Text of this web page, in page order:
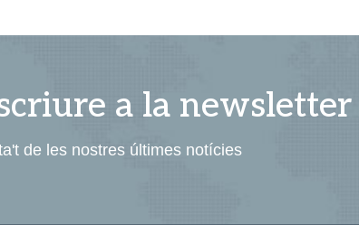
a la newsletter
de les nostres últimes notícies